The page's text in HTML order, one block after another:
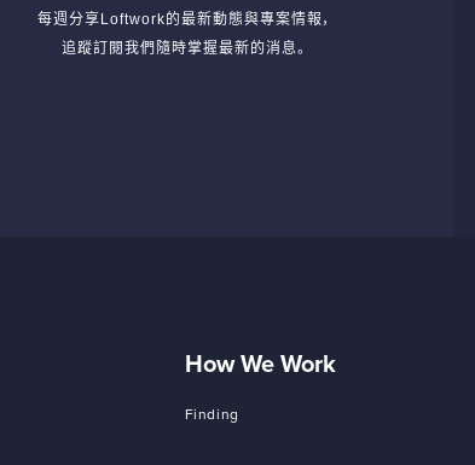
每週分享Loftwork的最新動態與專案情報，
追蹤訂閱我們隨時掌握最新的消息。
How We Work
Finding